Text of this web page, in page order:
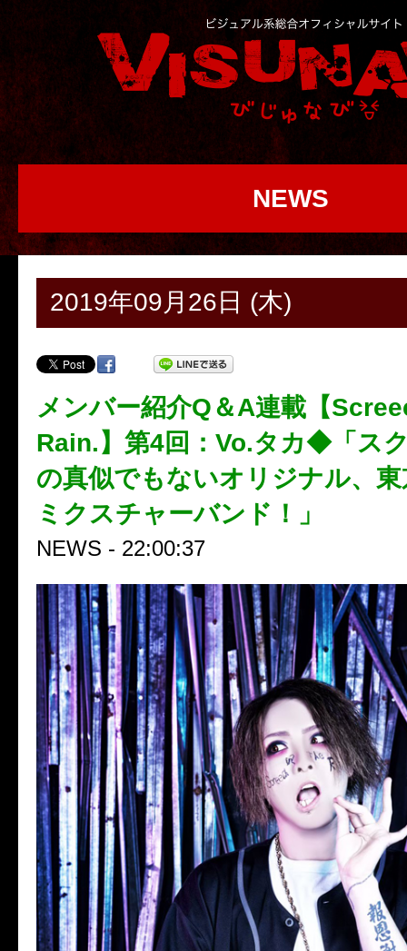
NEWS
2019年09月26日 (木)
メンバー紹介Q＆A連載【
Rain.】第4回：Vo.タカ◆「ス
の真似でもないオリジナル、
ミクスチャーバンド！」
NEWS - 22:00:37